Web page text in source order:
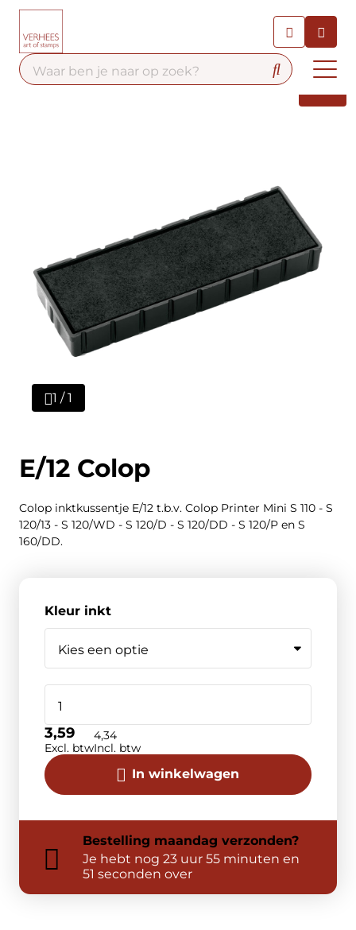
Contact
1 / 1
E/12 Colop
Colop inktkussentje E/12 t.b.v. Colop Printer Mini S 110 - S
120/13 - S 120/WD - S 120/D - S 120/DD - S 120/P en S
160/DD.
Kleur inkt
In winkelwagen
3,59
Excl. btw
4,34
Incl. btw
Bestelling maandag verzonden?
Je hebt nog 23 uur 55 minuten en
51 seconden over